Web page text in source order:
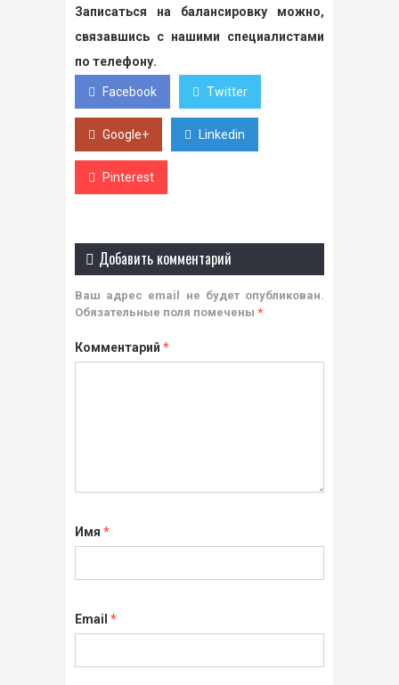
Записаться на балансировку можно,
связавшись с нашими специалистами
по телефону.
Facebook Twitter
Google+ Linkedin
Pinterest
Добавить комментарий
Ваш адрес email не будет опубликован.
Обязательные поля помечены *
Комментарий *
Имя *
Email *